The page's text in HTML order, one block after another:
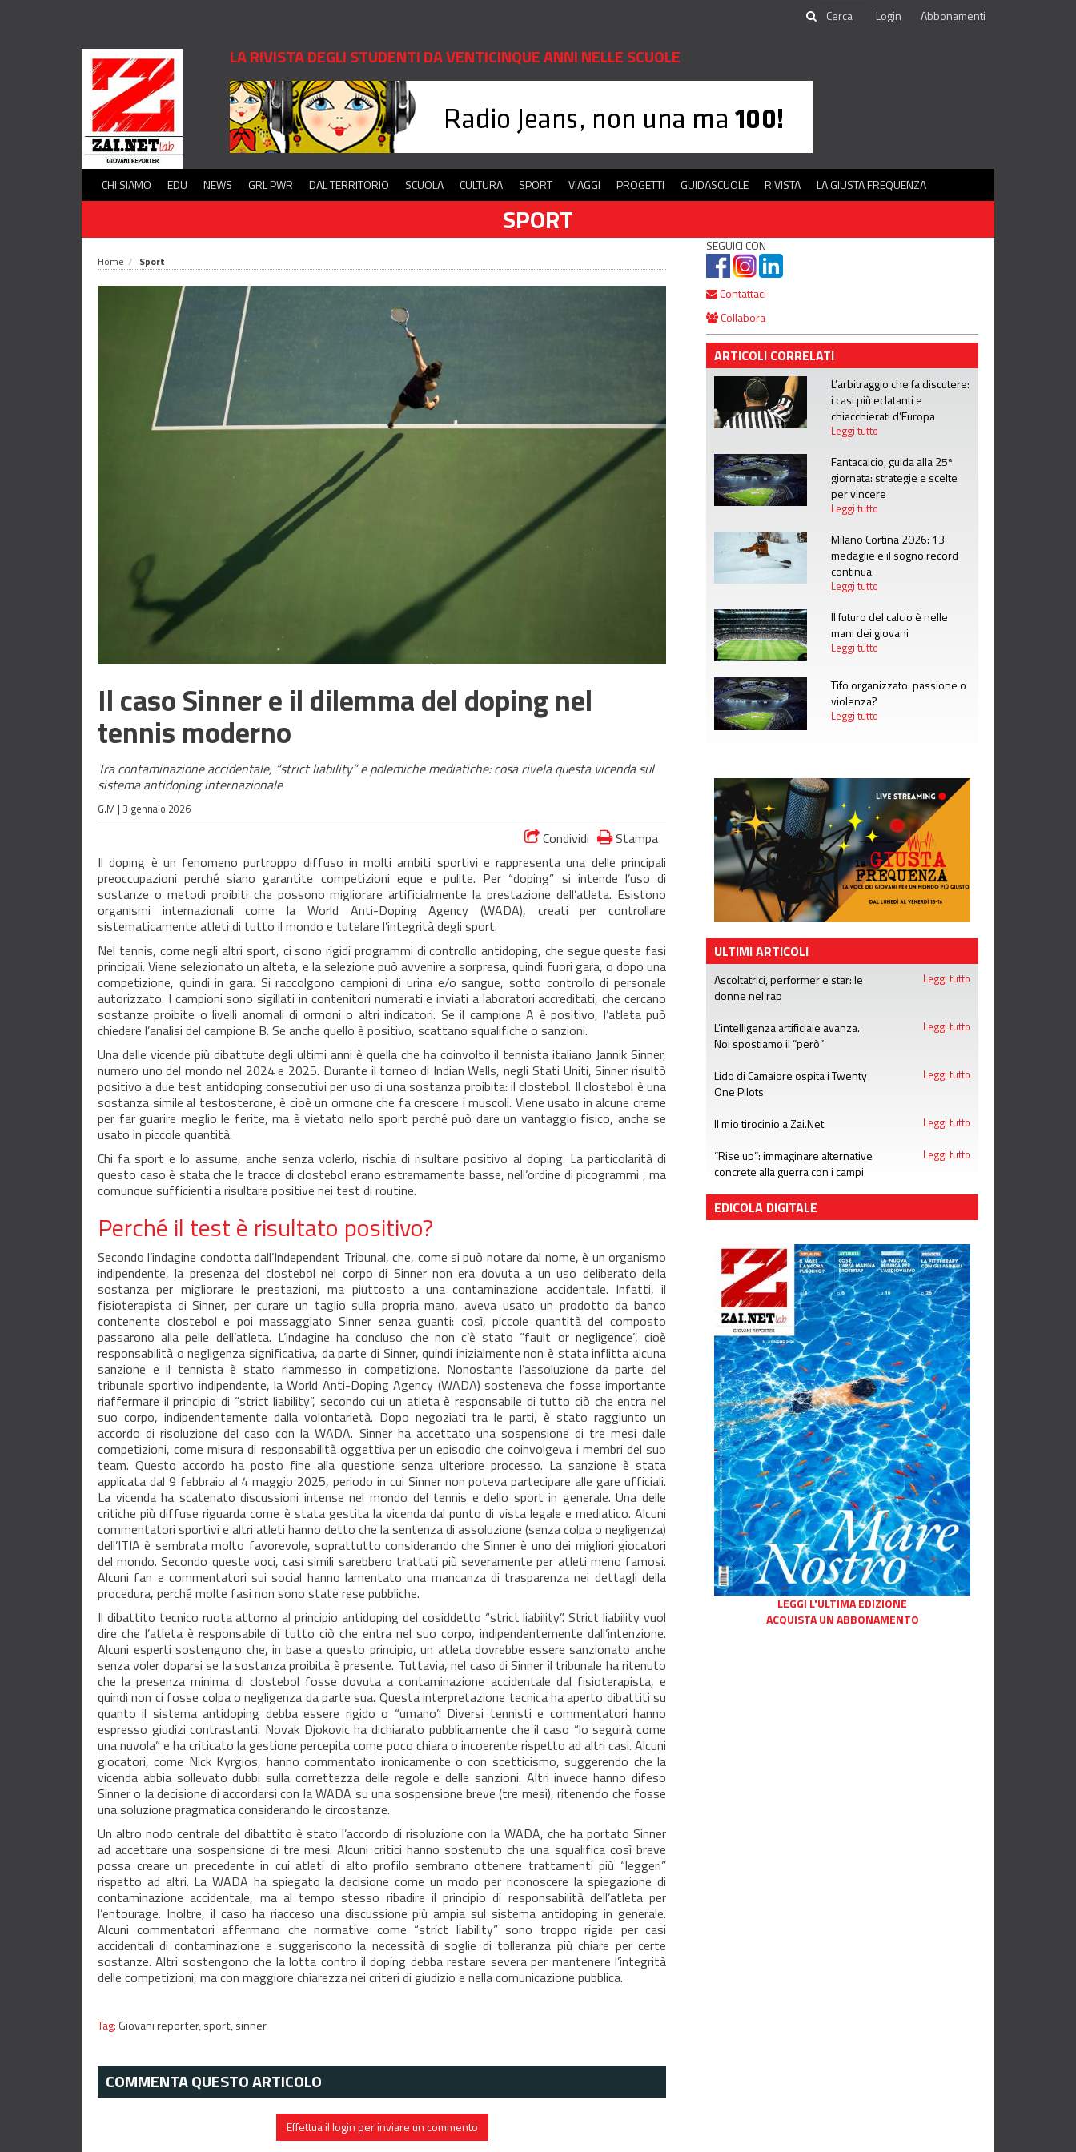
Login Abbonamenti
LA RIVISTA DEGLI STUDENTI DA VENTICINQUE ANNI NELLE SCUOLE
CHI SIAMO EDU NEWS GRL PWR DAL TERRITORIO SCUOLA CULTURA SPORT VIAGGI PROGETTI GUIDASCUOLE RIVISTA LA GIUSTA FREQUENZA
SPORT
Home Sport
Il caso Sinner e il dilemma del doping nel
tennis moderno
Tra contaminazione accidentale, “strict liability” e polemiche mediatiche: cosa rivela questa vicenda sul
sistema antidoping internazionale
G.M | 3 gennaio 2026
Condividi
Stampa
Il doping è un fenomeno purtroppo diffuso in molti ambiti sportivi e rappresenta una delle principali
preoccupazioni perché siano garantite competizioni eque e pulite. Per “doping” si intende l’uso di
sostanze o metodi proibiti che possono migliorare artificialmente la prestazione dell’atleta. Esistono
organismi internazionali come la World Anti-Doping Agency (WADA), creati per controllare
sistematicamente atleti di tutto il mondo e tutelare l’integrità degli sport.
Nel tennis, come negli altri sport, ci sono rigidi programmi di controllo antidoping, che segue queste fasi
principali. Viene selezionato un alteta, e la selezione può avvenire a sorpresa, quindi fuori gara, o dopo una
competizione, quindi in gara. Si raccolgono campioni di urina e/o sangue, sotto controllo di personale
autorizzato. I campioni sono sigillati in contenitori numerati e inviati a laboratori accreditati, che cercano
sostanze proibite o livelli anomali di ormoni o altri indicatori. Se il campione A è positivo, l’atleta può
chiedere l’analisi del campione B. Se anche quello è positivo, scattano squalifiche o sanzioni.
Una delle vicende più dibattute degli ultimi anni è quella che ha coinvolto il tennista italiano Jannik Sinner,
numero uno del mondo nel 2024 e 2025. Durante il torneo di Indian Wells, negli Stati Uniti, Sinner risultò
positivo a due test antidoping consecutivi per uso di una sostanza proibita: il clostebol. Il clostebol è una
sostanza simile al testosterone, è cioè un ormone che fa crescere i muscoli. Viene usato in alcune creme
per far guarire meglio le ferite, ma è vietato nello sport perché può dare un vantaggio fisico, anche se
usato in piccole quantità.
Chi fa sport e lo assume, anche senza volerlo, rischia di risultare positivo al doping. La particolarità di
questo caso è stata che le tracce di clostebol erano estremamente basse, nell’ordine di picogrammi , ma
comunque sufficienti a risultare positive nei test di routine.
Perché il test è risultato positivo?
Secondo l’indagine condotta dall’Independent Tribunal, che, come si può notare dal nome, è un organismo
indipendente, la presenza del clostebol nel corpo di Sinner non era dovuta a un uso deliberato della
sostanza per migliorare le prestazioni, ma piuttosto a una contaminazione accidentale. Infatti, il
fisioterapista di Sinner, per curare un taglio sulla propria mano, aveva usato un prodotto da banco
contenente clostebol e poi massaggiato Sinner senza guanti: così, piccole quantità del composto
passarono alla pelle dell’atleta. L’indagine ha concluso che non c’è stato “fault or negligence”, cioè
responsabilità o negligenza significativa, da parte di Sinner, quindi inizialmente non è stata inflitta alcuna
sanzione e il tennista è stato riammesso in competizione. Nonostante l’assoluzione da parte del
tribunale sportivo indipendente, la World Anti-Doping Agency (WADA) sosteneva che fosse importante
riaffermare il principio di “strict liability”, secondo cui un atleta è responsabile di tutto ciò che entra nel
suo corpo, indipendentemente dalla volontarietà. Dopo negoziati tra le parti, è stato raggiunto un
accordo di risoluzione del caso con la WADA. Sinner ha accettato una sospensione di tre mesi dalle
competizioni, come misura di responsabilità oggettiva per un episodio che coinvolgeva i membri del suo
team. Questo accordo ha posto fine alla questione senza ulteriore processo. La sanzione è stata
applicata dal 9 febbraio al 4 maggio 2025, periodo in cui Sinner non poteva partecipare alle gare ufficiali.
La vicenda ha scatenato discussioni intense nel mondo del tennis e dello sport in generale. Una delle
critiche più diffuse riguarda come è stata gestita la vicenda dal punto di vista legale e mediatico. Alcuni
commentatori sportivi e altri atleti hanno detto che la sentenza di assoluzione (senza colpa o negligenza)
dell’ITIA è sembrata molto favorevole, soprattutto considerando che Sinner è uno dei migliori giocatori
del mondo. Secondo queste voci, casi simili sarebbero trattati più severamente per atleti meno famosi.
Alcuni fan e commentatori sui social hanno lamentato una mancanza di trasparenza nei dettagli della
procedura, perché molte fasi non sono state rese pubbliche.
Il dibattito tecnico ruota attorno al principio antidoping del cosiddetto “strict liability”. Strict liability vuol
dire che l’atleta è responsabile di tutto ciò che entra nel suo corpo, indipendentemente dall’intenzione.
Alcuni esperti sostengono che, in base a questo principio, un atleta dovrebbe essere sanzionato anche
senza voler doparsi se la sostanza proibita è presente. Tuttavia, nel caso di Sinner il tribunale ha ritenuto
che la presenza minima di clostebol fosse dovuta a contaminazione accidentale dal fisioterapista, e
quindi non ci fosse colpa o negligenza da parte sua. Questa interpretazione tecnica ha aperto dibattiti su
quanto il sistema antidoping debba essere rigido o “umano”. Diversi tennisti e commentatori hanno
espresso giudizi contrastanti. Novak Djokovic ha dichiarato pubblicamente che il caso “lo seguirà come
una nuvola” e ha criticato la gestione percepita come poco chiara o incoerente rispetto ad altri casi. Alcuni
giocatori, come Nick Kyrgios, hanno commentato ironicamente o con scetticismo, suggerendo che la
vicenda abbia sollevato dubbi sulla correttezza delle regole e delle sanzioni. Altri invece hanno difeso
Sinner o la decisione di accordarsi con la WADA su una sospensione breve (tre mesi), ritenendo che fosse
una soluzione pragmatica considerando le circostanze.
Un altro nodo centrale del dibattito è stato l’accordo di risoluzione con la WADA, che ha portato Sinner
ad accettare una sospensione di tre mesi. Alcuni critici hanno sostenuto che una squalifica così breve
possa creare un precedente in cui atleti di alto profilo sembrano ottenere trattamenti più “leggeri”
rispetto ad altri. La WADA ha spiegato la decisione come un modo per riconoscere la spiegazione di
contaminazione accidentale, ma al tempo stesso ribadire il principio di responsabilità dell’atleta per
l’entourage. Inoltre, il caso ha riacceso una discussione più ampia sul sistema antidoping in generale.
Alcuni commentatori affermano che normative come “strict liability” sono troppo rigide per casi
accidentali di contaminazione e suggeriscono la necessità di soglie di tolleranza più chiare per certe
sostanze. Altri sostengono che la lotta contro il doping debba restare severa per mantenere l’integrità
delle competizioni, ma con maggiore chiarezza nei criteri di giudizio e nella comunicazione pubblica.
Tag:Giovani reporter,sport,sinner
COMMENTA QUESTO ARTICOLO
Effettua il login per inviare un commento
SEGUICI CON
Contattaci
Collabora
ARTICOLI CORRELATI
L’arbitraggio che fa discutere:
i casi più eclatanti e
chiacchierati d’Europa
Leggi tutto
Fantacalcio, guida alla 25ª
giornata: strategie e scelte
per vincere
Leggi tutto
Milano Cortina 2026: 13
medaglie e il sogno record
continua
Leggi tutto
Il futuro del calcio è nelle
mani dei giovani
Leggi tutto
Tifo organizzato: passione o
violenza?
Leggi tutto
ULTIMI ARTICOLI
Ascoltatrici, performer e star: le
donne nel rap
Leggi tutto
L’intelligenza artificiale avanza.
Noi spostiamo il “però”
Leggi tutto
Lido di Camaiore ospita i Twenty
One Pilots
Leggi tutto
Il mio tirocinio a Zai.Net Leggi tutto
“Rise up”: immaginare alternative
concrete alla guerra con i campi
Leggi tutto
EDICOLA DIGITALE
LEGGI L'ULTIMA EDIZIONE
ACQUISTA UN ABBONAMENTO